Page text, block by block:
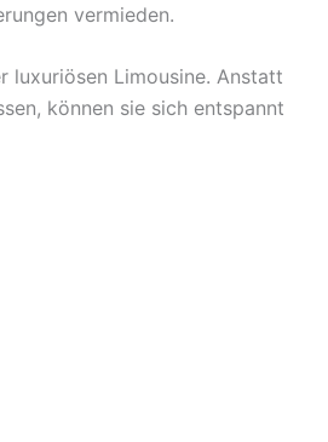
vermieden.
luxuriösen Limousine. Anstatt
können sie sich entspannt